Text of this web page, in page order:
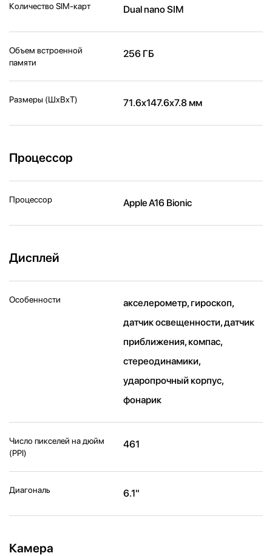
Количество SIM-карт Dual nano SIM
Объем встроенной
памяти
256 ГБ
Размеры (ШxВxТ) 71.6x147.6x7.8 мм
Процессор
Процессор Apple A16 Bionic
Дисплей
Особенности
акселерометр, гироскоп,
датчик освещенности, датчик
приближения, компас,
стереодинамики,
ударопрочный корпус,
фонарик
Число пикселей на дюйм
(PPI)
461
Диагональ 6.1"
Камера